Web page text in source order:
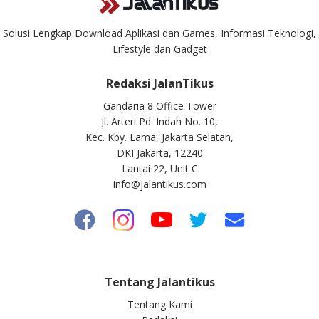
Solusi Lengkap Download Aplikasi dan Games, Informasi Teknologi,
Lifestyle dan Gadget
Redaksi JalanTikus
Gandaria 8 Office Tower
Jl. Arteri Pd. Indah No. 10,
Kec. Kby. Lama, Jakarta Selatan,
DKI Jakarta, 12240
Lantai 22, Unit C
info@jalantikus.com
Tentang Jalantikus
Tentang Kami